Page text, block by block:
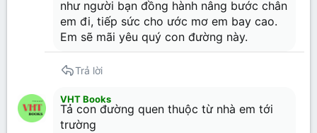
như người bạn đồng hành nâng bước chân
em đi, tiếp sức cho ước mơ em bay cao.
Em sẽ mãi yêu quý con đường này.
Trả lời
VHT Books
Tả con đường quen thuộc từ nhà em tới
trường